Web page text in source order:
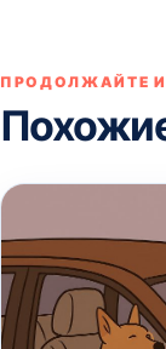
ПРОДОЛЖАЙТЕ